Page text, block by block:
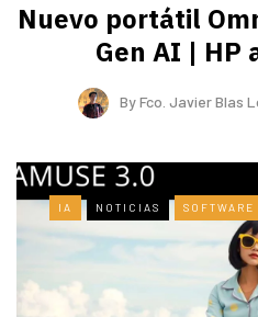
Nuevo portátil
Gen AI | HP
ByFco. Javier Blas
IA NOTICIAS SOFTWARE